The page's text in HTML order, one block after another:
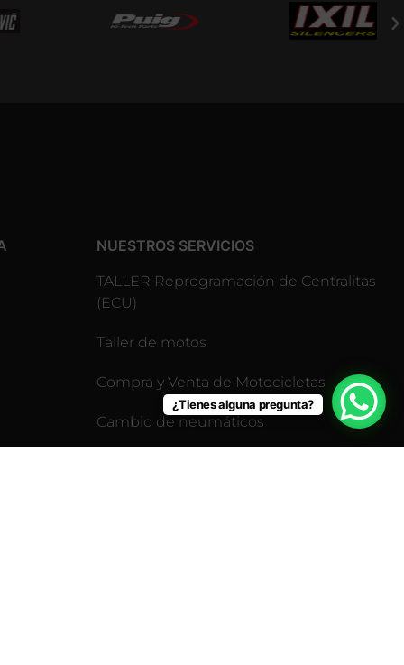
NUESTROS SERVICIOS
TALLER Reprogramación de Centralitas
(ECU)
Taller de motos
Compra y Venta de Motocicletas
Cambio de neumáticos
¿Tienes alguna pregunta?